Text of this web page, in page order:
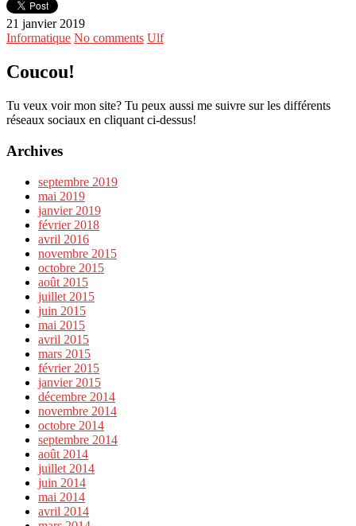
21 janvier 2019
Informatique No comments Ulf
Coucou!
Tu veux voir mon site? Tu peux aussi me suivre sur les différents
réseaux sociaux en cliquant ci-dessus!
Archives
septembre 2019
mai 2019
janvier 2019
février 2018
avril 2016
novembre 2015
octobre 2015
août 2015
juillet 2015
juin 2015
mai 2015
avril 2015
mars 2015
février 2015
janvier 2015
décembre 2014
novembre 2014
octobre 2014
septembre 2014
août 2014
juillet 2014
juin 2014
mai 2014
avril 2014